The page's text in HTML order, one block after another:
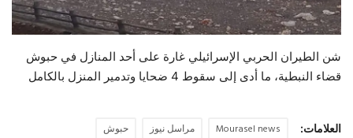
حياة
شن الطيران الحربي الإسرائيلي غارة على أحد المنازل في حبوش
قضاء النبطية، ما أدى إلى سقوط 4 ضحايا وتدمير المنزل بالكامل
العلامات: Mourasel news مراسل نيوز حبوش